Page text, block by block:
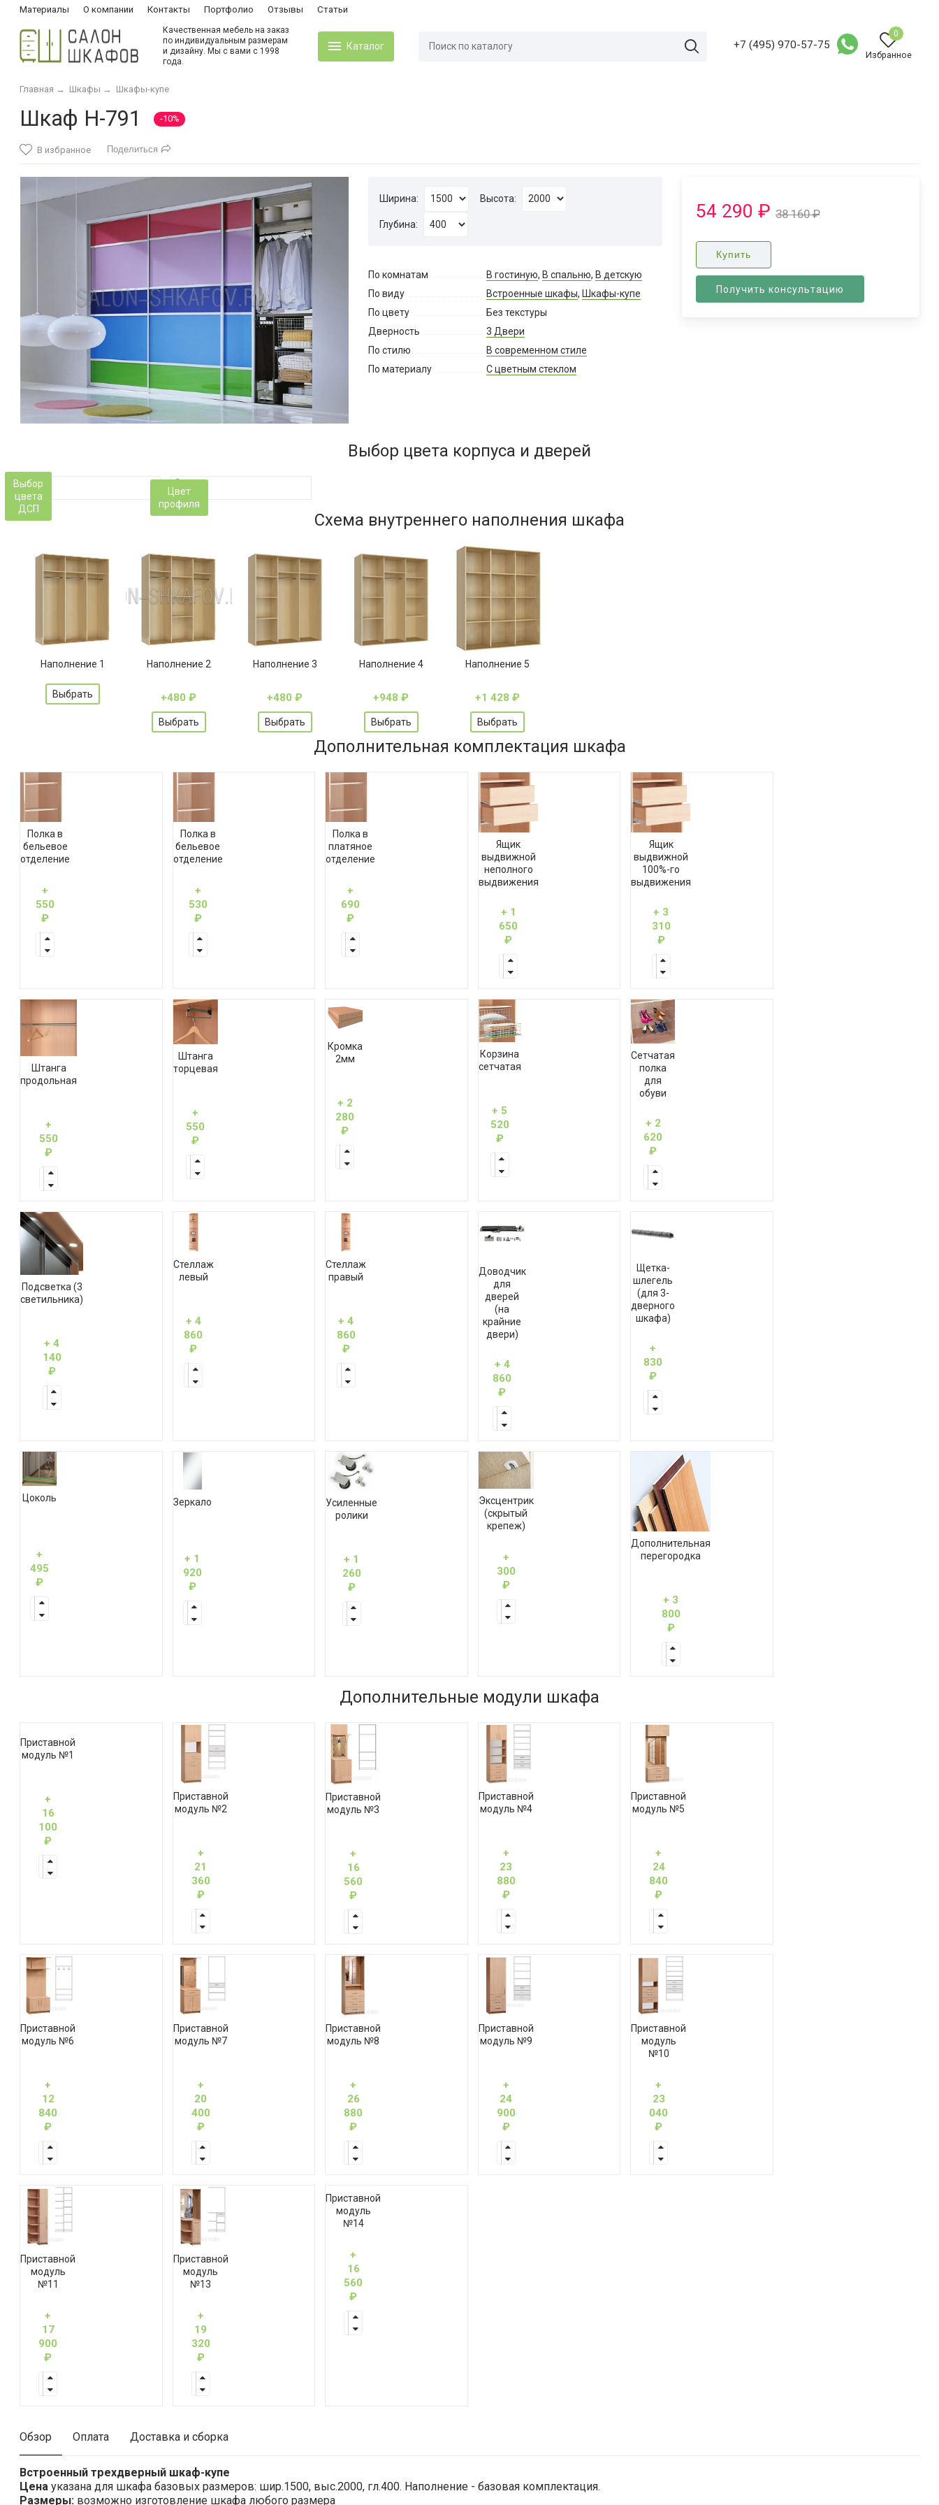
Материалы О компании Контакты Портфолио Отзывы Статьи
Качественная мебель на заказ
по индивидуальным размерам
и дизайну. Мы с вами с 1998
года.
Каталог +7 (495) 970-57-75
0
Избранное
Главная → Шкафы → Шкафы-купе
Шкаф Н-791 -10%
В избранное Поделиться
Ширина: Высота:
Глубина:
По комнатам В гостиную, В спальню, В детскую
По виду
Встроенные шкафы, Шкафы-купе
По цвету
Без текстуры
Дверность
3 Двери
По стилю
В современном стиле
По материалу
С цветным стеклом
54 290 ₽ 38 160₽
Купить
Получить консультацию
Выбор цвета корпуса и дверей
Выбор
цвета
ДСП
Цвет
профиля
Схема внутреннего наполнения шкафа
Наполнение 1
Выбрать
Наполнение 2
+480₽
Выбрать
Наполнение 3
+480₽
Выбрать
Наполнение 4
+948₽
Выбрать
Наполнение 5
+1 428 ₽
Выбрать
Дополнительная комплектация шкафа
Полка в
бельевое
отделение
+
550
₽
Полка в
бельевое
отделение
+
530
₽
Полка в
платяное
отделение
+
690
₽
Ящик
выдвижной
неполного
выдвижения
+ 1
650
₽
Ящик
выдвижной
100%-го
выдвижения
+ 3
310
₽
Штанга
продольная
+
550
₽
Штанга
торцевая
+
550
₽
Кромка
2мм
+ 2
280
₽
Корзина
сетчатая
+ 5
520
₽
Сетчатая
полка
для
обуви
+ 2
620
₽
Подсветка (3
светильника)
+ 4
140
₽
Стеллаж
левый
+ 4
860
₽
Стеллаж
правый
+ 4
860
₽
Доводчик
для
дверей
(на
крайние
двери)
+ 4
860
₽
Щетка-
шлегель
(для 3-
дверного
шкафа)
+
830
₽
Цоколь
+
495
₽
Зеркало
+ 1
920
₽
Усиленные
ролики
+ 1
260
₽
Эксцентрик
(скрытый
крепеж)
+
300
₽
Дополнительная
перегородка
+ 3
800
₽
Дополнительные модули шкафа
Приставной
модуль №1
+
16
100
₽
Приставной
модуль №2
+
21
360
₽
Приставной
модуль №3
+
16
560
₽
Приставной
модуль №4
+
23
880
₽
Приставной
модуль №5
+
24
840
₽
Приставной
модуль №6
+
12
840
₽
Приставной
модуль №7
+
20
400
₽
Приставной
модуль №8
+
26
880
₽
Приставной
модуль №9
+
24
900
₽
Приставной
модуль
№10
+
23
040
₽
Приставной
модуль
№11
+
17
900
₽
Приставной
модуль
№13
+
19
320
₽
Приставной
модуль
№14
+
16
Обзор Оплата Доставка и сборка
Встроенный трехдверный шкаф-купе
Цена указана для шкафа базовых размеров: шир.1500, выс.2000, гл.400. Наполнение - базовая комплектация.
Размеры: возможно изготовление шкафа любого размера